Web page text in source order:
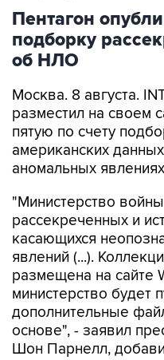
Пентагон
подборку
об НЛО
Москва. 8 августа.
разместил на своем
пятую по счету
американских
аномальных
"Министерство
рассекреченных и
касающихся
явлений (...).
размещена на сайте
министерство будет
дополнительные
основе", - заявил
Шон Парнелл,